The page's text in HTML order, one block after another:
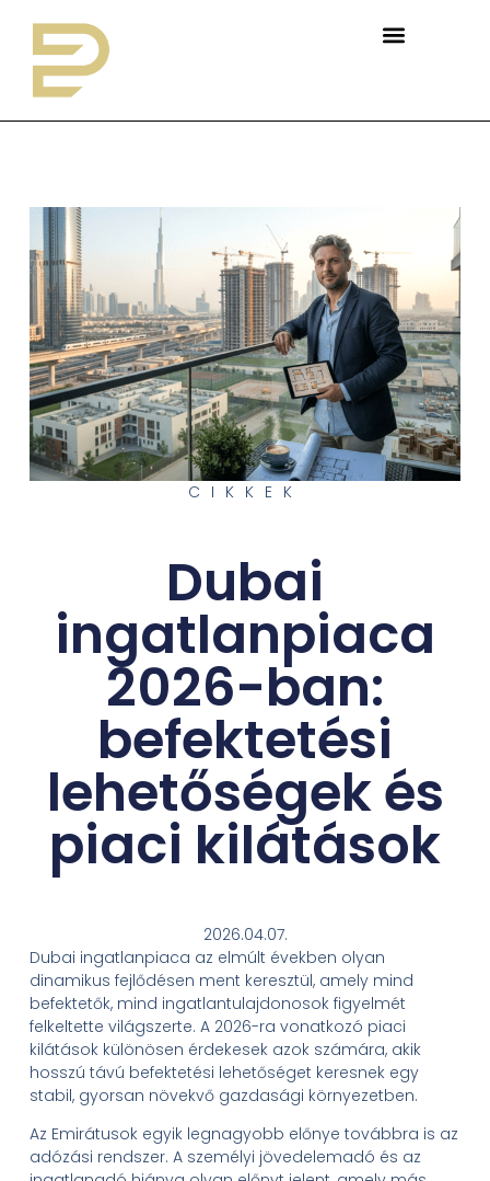
CIKKEK
Dubai
ingatlanpiaca
2026-ban:
befektetési
lehetőségek és
piaci kilátások
2026.04.07.
Dubai ingatlanpiaca az elmúlt években olyan
dinamikus fejlődésen ment keresztül, amely mind
befektetők, mind ingatlantulajdonosok figyelmét
felkeltette világszerte. A 2026-ra vonatkozó piaci
kilátások különösen érdekesek azok számára, akik
hosszú távú befektetési lehetőséget keresnek egy
stabil, gyorsan növekvő gazdasági környezetben.
Az Emirátusok egyik legnagyobb előnye továbbra is az
adózási rendszer. A személyi jövedelemadó és az